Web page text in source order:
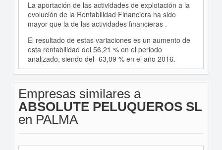
La aportación de las actividades de explotación a la
evolución de la Rentabilidad Financiera ha sido
mayor que la de las actividades financieras .
El resultado de estas variaciones es un aumento de
esta rentabilidad del 56,21 % en el periodo
analizado, siendo del -63,09 % en el año 2016.
Empresas similares a
ABSOLUTE PELUQUEROS SL
en PALMA